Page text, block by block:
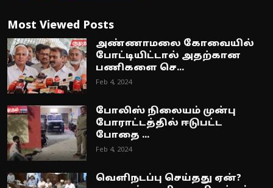
Most Viewed Posts
அண்ணாமலை கோவையில்
போட்டியிட்டால் அதற்கான
பணிகளை செ...
Feb 4, 2024
போலிஸ் நிலையம் முன்பு
போராட்டத்தில் ஈடுபட்ட
போதை ...
Feb 4, 2024
வெளிநடப்பு செய்தது ஏன்?